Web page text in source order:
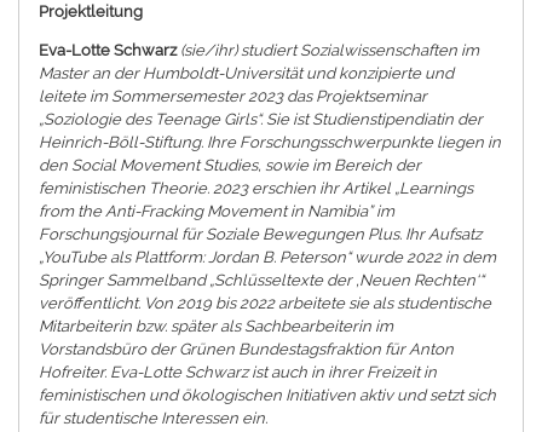
Projektleitung
Eva-Lotte Schwarz (sie/ihr) studiert Sozialwissenschaften im
Master an der Humboldt-Universität und konzipierte und
leitete im Sommersemester 2023 das Projektseminar
„Soziologie des Teenage Girls“. Sie ist Studienstipendiatin der
Heinrich-Böll-Stiftung. Ihre Forschungsschwerpunkte liegen in
den Social Movement Studies, sowie im Bereich der
feministischen Theorie. 2023 erschien ihr Artikel „Learnings
from the Anti-Fracking Movement in Namibia” im
Forschungsjournal für Soziale Bewegungen Plus. Ihr Aufsatz
„YouTube als Plattform: Jordan B. Peterson“ wurde 2022 in dem
Springer Sammelband „Schlüsseltexte der ‚Neuen Rechten‘“
veröffentlicht. Von 2019 bis 2022 arbeitete sie als studentische
Mitarbeiterin bzw. später als Sachbearbeiterin im
Vorstandsbüro der Grünen Bundestagsfraktion für Anton
Hofreiter. Eva-Lotte Schwarz ist auch in ihrer Freizeit in
feministischen und ökologischen Initiativen aktiv und setzt sich
für studentische Interessen ein.